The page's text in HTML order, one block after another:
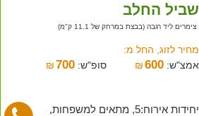
שביל החלב
צימרים ליד רגבה (בבצת במרחק של 11.1 ק"מ)
מחיר לזוג, החל מ:
אמצ"ש:
₪600 סופ"ש: ₪ 700
יחידות אירוח:5, מתאים למשפחות,